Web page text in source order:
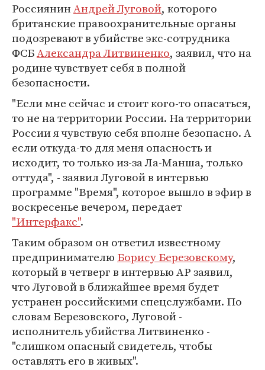
РоссиянинАндрей Луговой, которого
британские правоохранительные органы
подозревают в убийстве экс-сотрудника
ФСБАлександра Литвиненко, заявил, что на
родине чувствует себя в полной
безопасности.
"Если мне сейчас и стоит кого-то опасаться,
то не на территории России. На территории
России я чувствую себя вполне безопасно. А
если откуда-то для меня опасность и
исходит, то только из-за Ла-Манша, только
оттуда", - заявил Луговой в интервью
программе "Время", которое вышло в эфир в
воскресенье вечером, передает
"Интерфакс".
Таким образом он ответил известному
предпринимателю Борису Березовскому,
который в четверг в интервью AP заявил,
что Луговой в ближайшее время будет
устранен российскими спецслужбами. По
словам Березовского, Луговой -
исполнитель убийства Литвиненко -
"слишком опасный свидетель, чтобы
оставлять его в живых".